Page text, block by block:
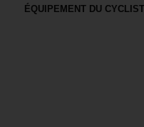
ÉQUIPEMENT DU